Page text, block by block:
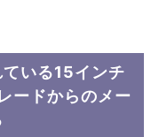
いる15インチ
ードからのメー